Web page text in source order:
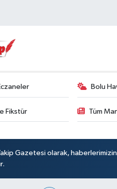
Bolu
Fikstür Tüm
Gazetesi olarak, haberlerimizin